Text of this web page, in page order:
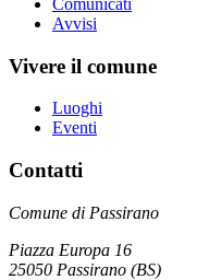
Avvisi
Vivere il comune
Luoghi
Eventi
Contatti
Comune di Passirano
Piazza Europa 16
25050 Passirano (BS)